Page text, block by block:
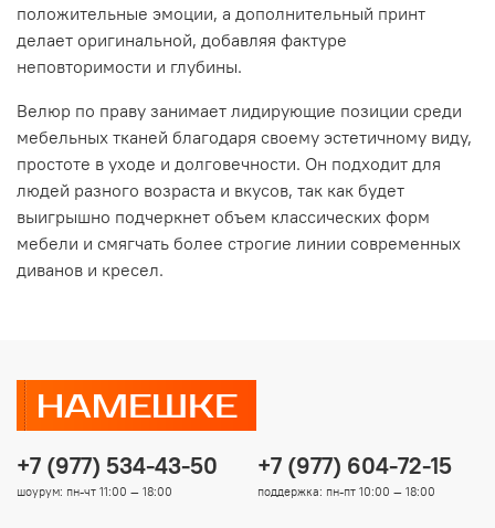
положительные эмоции, а дополнительный принт
делает оригинальной, добавляя фактуре
неповторимости и глубины.
Велюр по праву занимает лидирующие позиции среди
мебельных тканей благодаря своему эстетичному виду,
простоте в уходе и долговечности. Он подходит для
людей разного возраста и вкусов, так как будет
выигрышно подчеркнет объем классических форм
мебели и смягчать более строгие линии современных
диванов и кресел.
+7 (977) 534-43-50
шоурум: пн-чт 11:00 — 18:00
+7 (977) 604-72-15
поддержка: пн-пт 10:00 — 18:00